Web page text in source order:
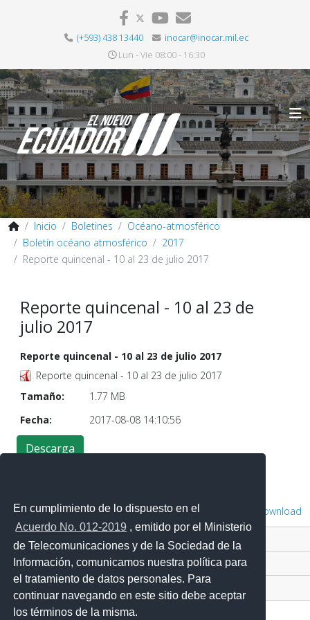
En cumplimiento de lo dispuesto en el
Acuerdo No. 012-2019 , emitido por el Ministerio
de Telecomunicaciones y de la Sociedad de la
Información, comunicamos nuestra política para
el tratamiento de datos personales. Para
continuar navegando en este sitio debe aceptar
los términos de la misma.
(+593) 438 13440
inocar@inocar.mil.ec
Lun - Vie 08:00 - 16:30
Inicio Boletines
Océano-atmosférico
Boletín océano atmosférico
2017
Reporte quincenal - 10 al 23 de julio 2017
Reporte quincenal - 10 al 23 de
julio 2017
Reporte quincenal - 10 al 23 de julio 2017
Reporte quincenal - 10 al 23 de julio 2017
Tamaño:
1.77 MB
Fecha:
2017-08-08 14:10:56
Powered by Phoca Download
Contacto Ciudadano Digital
Portal Trámites Ciudadanos
Sistema Nacional de Información (SNI)